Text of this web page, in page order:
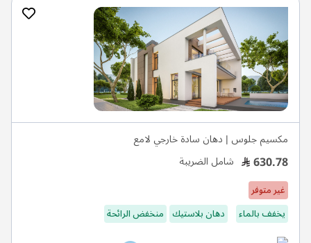
مكسيم جلوس | دهان سادة خارجي لامع
630.78 شامل الضريبة
غير متوفر
يخفف بالماء
دهان بلاستيك منخفض الرائحة